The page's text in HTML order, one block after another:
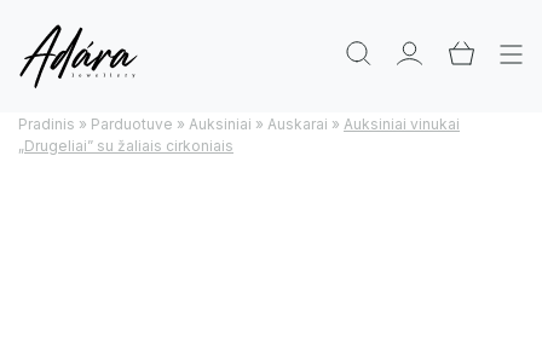
Pradinis » Parduotuve » Auksiniai » Auskarai » Auksiniai vinukai
„Drugeliai” su žaliais cirkoniais